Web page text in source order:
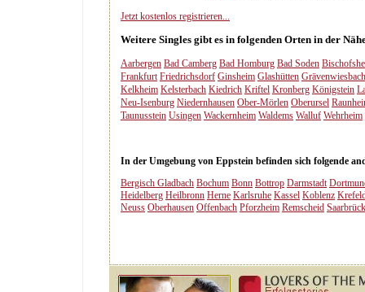
Jetzt kostenlos registrieren...
Weitere Singles gibt es in folgenden Orten in der
Aarbergen Bad Camberg Bad Homburg Bad Soden
Frankfurt Friedrichsdorf Ginsheim Glashütten Grävenwiesbach
Kelkheim Kelsterbach Kiedrich Kriftel Kronberg Königstein
Neu-Isenburg Niedernhausen Ober-Mörlen Oberursel
Taunusstein Usingen Wackernheim Waldems Walluf Wehrheim
In der Umgebung von Eppstein befinden sich folgende
Bergisch Gladbach Bochum Bonn Bottrop Darmstadt
Heidelberg Heilbronn Herne Karlsruhe Kassel Koblenz
Neuss Oberhausen Offenbach Pforzheim Remscheid